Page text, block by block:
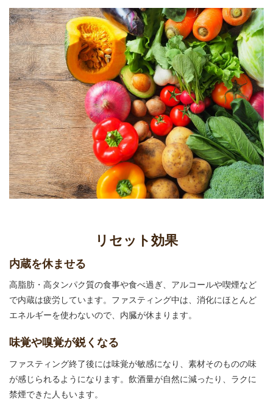
リセット効果
内蔵を休ませる
高脂肪・高タンパク質の食事や食べ過ぎ、アルコールや喫煙など
で内蔵は疲労しています。ファスティング中は、消化にほとんど
エネルギーを使わないので、内臓が休まります。
味覚や嗅覚が鋭くなる
ファスティング終了後には味覚が敏感になり、素材そのものの味
が感じられるようになります。飲酒量が自然に減ったり、ラクに
禁煙できた人もいます。